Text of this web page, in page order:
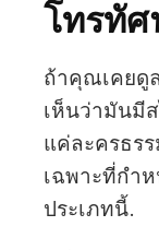
โทรทั
ถ้าคุณเคยดู
เห็นว่ามันมี
แค่ละครธร
เฉพาะที่กำ
ประเภทนี้.